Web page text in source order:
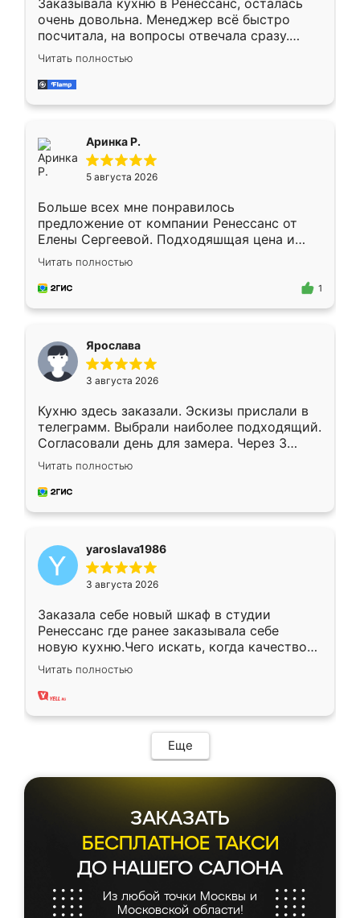
Заказывала кухню в Ренессанс, осталась
очень довольна. Менеджер всё быстро
посчитала, на вопросы отвечала сразу.
Замерщик приехал в субботу, подошёл к
делу со всей ответственностью. Собрали
за день, ребята работали аккуратно, даже
Читать полностью
Аринка Р.
5 августа 2026
Больше всех мне понравилось
предложение от компании Ренессанс от
Елены Сергеевой. Подходяшщая цена и
короткие сроки изготовления. Приехавший
для замера сотрудник Владислав
предложил по моему эскизу самый
Читать полностью
1
Ярослава
3 августа 2026
Кухню здесь заказали. Эскизы прислали в
телеграмм. Выбрали наиболее подходящий.
Согласовали день для замера. Через 3
недели кухня была уже готова. Остались
довольны работой. Спасибо Ренессанс
мебель за качественную работу!
Читать полностью
yaroslava1986
3 августа 2026
Заказала себе новый шкаф в студии
Ренессанс где ранее заказывала себе
новую кухню.Чего искать, когда качеством
вполне довольна. Служит кухня уже почти
два года, нареканий нет.
Читать полностью
Еще
ЗАКАЗАТЬ
БЕСПЛАТНОЕ ТАКСИ
ДО НАШЕГО САЛОНА
Из любой точки Москвы и
Московской области!